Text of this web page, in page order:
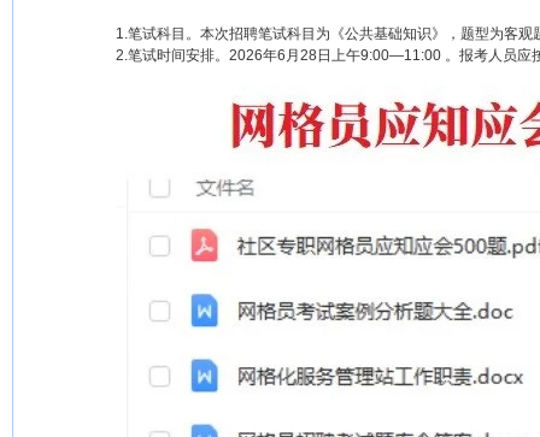
1.笔试科目。本次招聘笔试科目为《公共基础知识》，题型为客
2.笔试时间安排。2026年6月28日上午9:00—11:00 。报考人员应